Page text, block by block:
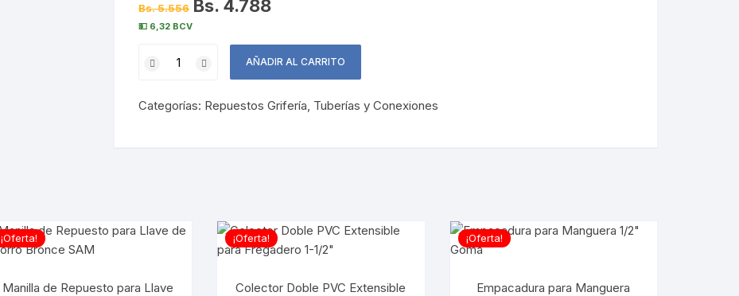
Bs. 5.556 Bs. 4.788
💵 6,32 BCV
Extensible
1/2"
AÑADIR AL CARRITO
Categorías: Repuestos Grifería, Tuberías y Conexiones
¡Oferta!
Manilla de Repuesto para Llave
¡Oferta!
Colector Doble PVC Extensible
¡Oferta!
Empacadura para Manguera